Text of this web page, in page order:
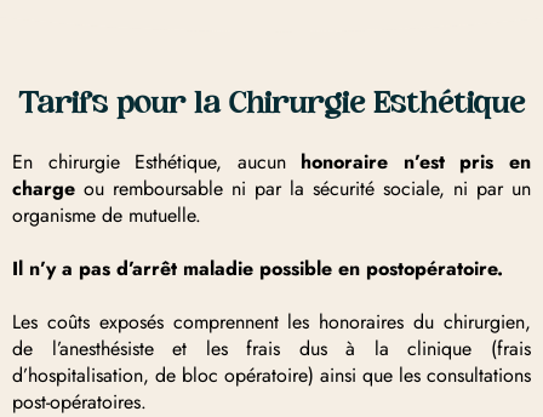
Tarifs pour la Chirurgie Esthétique
En chirurgie Esthétique, aucun honoraire n’est pris en
charge ou remboursable ni par la sécurité sociale, ni par un
organisme de mutuelle.
Il n’y a pas d’arrêt maladie possible en postopératoire.
Les coûts exposés comprennent les honoraires du chirurgien,
de l’anesthésiste et les frais dus à la clinique (frais
d’hospitalisation, de bloc opératoire) ainsi que les consultations
post-opératoires.